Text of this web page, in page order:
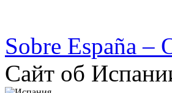
Sobre España –
Сайт об